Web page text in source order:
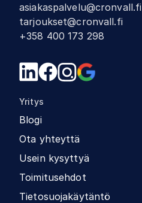
asiakaspalvelu@cronvall.fi
tarjoukset@cronvall.fi
+358 400 173 298
Yritys
Blogi
Ota yhteyttä
Usein kysyttyä
Toimitusehdot
Tietosuojakäytäntö